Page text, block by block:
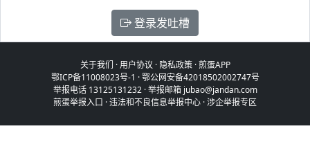
登录发吐槽
关于我们 ·用户协议 · 隐私政策·煎蛋APP
鄂ICP备11008023号-1 ·鄂公网安备42018502002747号
举报电话 13125131232 · 举报邮箱 jubao@jandan.com
煎蛋举报入口 ·违法和不良信息举报中心 ·涉企举报专区